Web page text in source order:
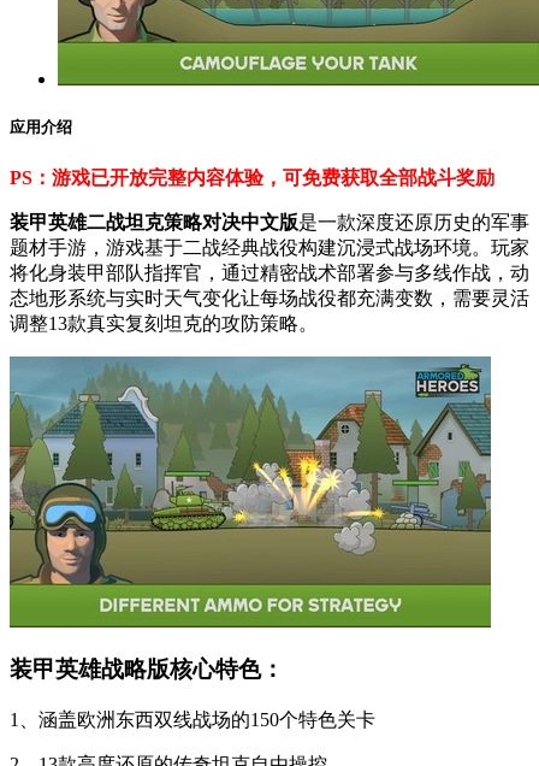
应用介绍
PS：游戏已开放完整内容体验，可免费获取全部战斗奖励
装甲英雄二战坦克策略对决中文版是一款深度还原历史的军事
题材手游，游戏基于二战经典战役构建沉浸式战场环境。玩家
将化身装甲部队指挥官，通过精密战术部署参与多线作战，动
态地形系统与实时天气变化让每场战役都充满变数，需要灵活
调整13款真实复刻坦克的攻防策略。
装甲英雄战略版核心特色：
1、涵盖欧洲东西双线战场的150个特色关卡